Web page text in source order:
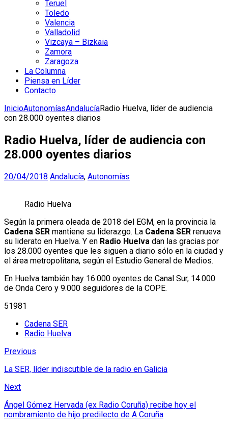
Teruel
Toledo
Valencia
Valladolid
Vizcaya – Bizkaia
Zamora
Zaragoza
La Columna
Piensa en Líder
Contacto
InicioAutonomíasAndalucíaRadio Huelva, líder de audiencia
con 28.000 oyentes diarios
Radio Huelva, líder de audiencia con
28.000 oyentes diarios
20/04/2018 Andalucía, Autonomías
Radio Huelva
Según la primera oleada de 2018 del EGM, en la provincia la
Cadena SER mantiene su liderazgo. La Cadena SER renueva
su liderato en Huelva. Y en Radio Huelva dan las gracias por
los 28.000 oyentes que les siguen a diario sólo en la ciudad y
el área metropolitana, según el Estudio General de Medios.
En Huelva también hay 16.000 oyentes de Canal Sur, 14.000
de Onda Cero y 9.000 seguidores de la COPE.
51981
Cadena SER
Radio Huelva
Previous
La SER, líder indiscutible de la radio en Galicia
Next
Ángel Gómez Hervada (ex Radio Coruña) recibe hoy el
nombramiento de hijo predilecto de A Coruña